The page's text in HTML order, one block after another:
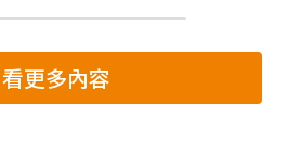
看更多內容